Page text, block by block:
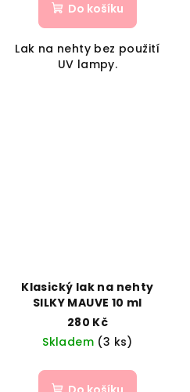
Do košíku
Lak na nehty bez použití
UV lampy.
Klasický lak na nehty
SILKY MAUVE 10 ml
280 Kč
Skladem (3 ks)